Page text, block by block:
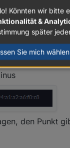
des ersten
picpick.app/en/
2019, 13:00
Nashra
den Punkt
Könnten wir bitte
&
später
Sie mich wählen